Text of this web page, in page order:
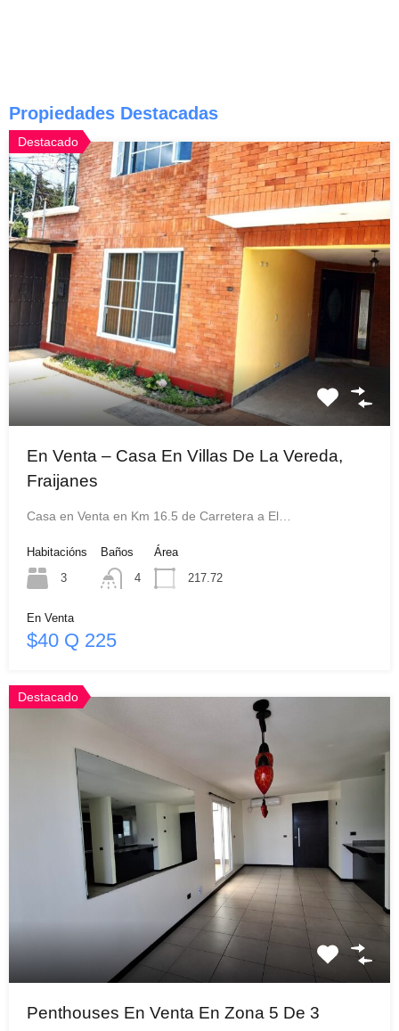
Propiedades Destacadas
Destacado
En Venta – Casa En Villas De La Vereda,
Fraijanes
Casa en Venta en Km 16.5 de Carretera a El…
Habitacións
3
Baños
4
Área
217.72
En Venta
$40 Q 225
Destacado
Penthouses En Venta En Zona 5 De 3